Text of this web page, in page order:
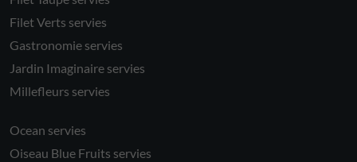
Filet Verts servies
Gastronomie servies
Jardin Imaginaire servies
Millefleurs servies
Ocean servies
Oiseau Blue Fruits servies